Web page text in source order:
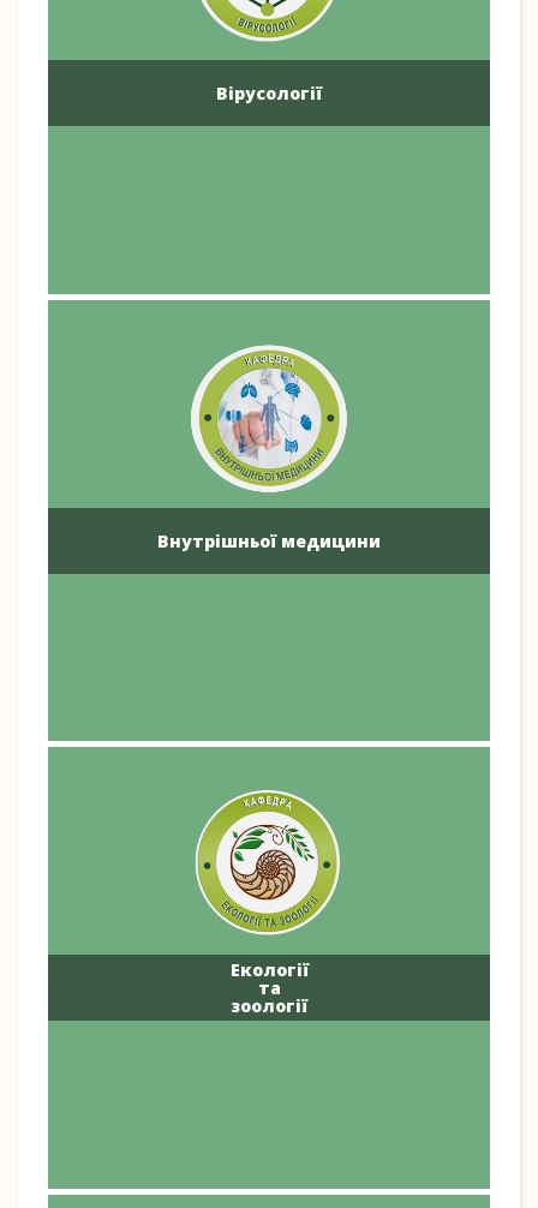
Вірусології
Внутрішньої медицини
Екології
та
зоології